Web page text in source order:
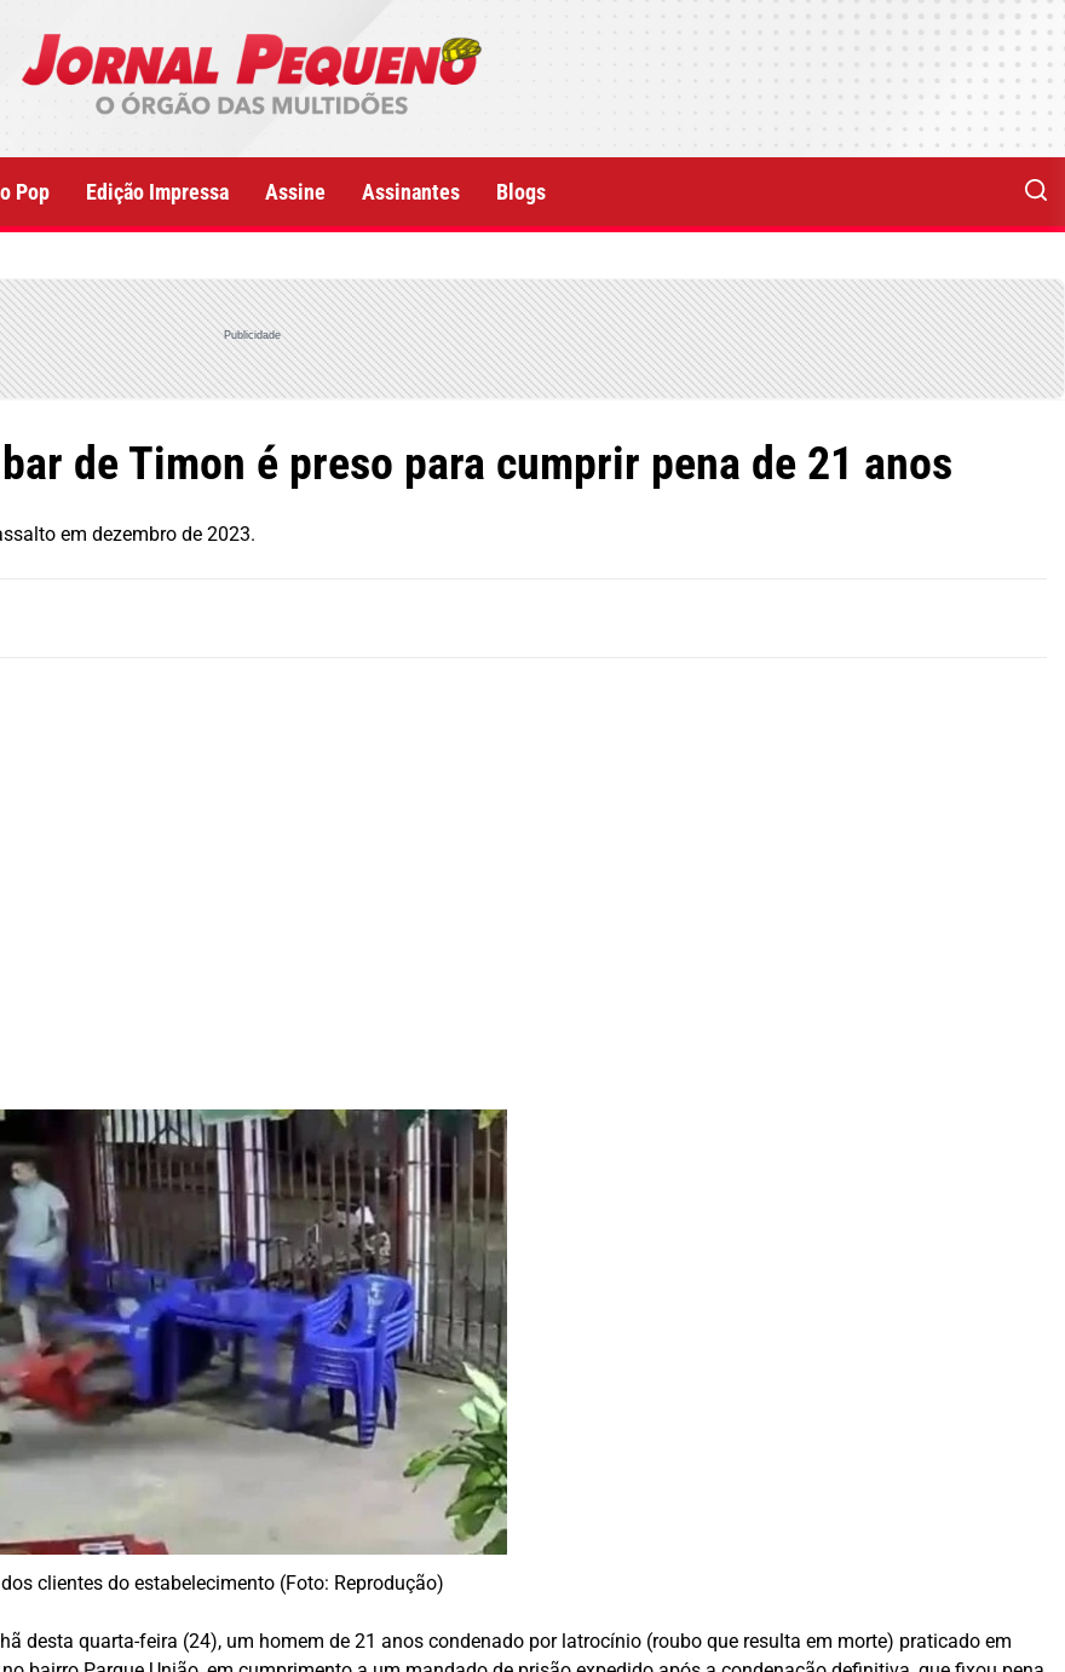
Pop Edição Impressa Assine Assinantes Blogs
Publicidade
de Timon é preso para cumprir pena de 21 anos
em dezembro de 2023.
clientes do estabelecimento (Foto: Reprodução)
desta quarta-feira (24), um homem de 21 anos condenado por latrocínio (roubo que resulta em morte) praticado em